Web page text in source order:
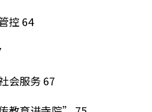
控 64
会服务 67